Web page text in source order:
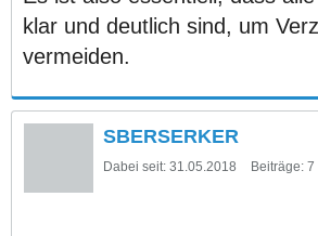
klar und deutlich sind, um
vermeiden.
SBERSERKER
Dabei seit: 31.05.2018 Beiträge: 7